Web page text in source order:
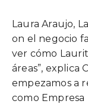
Laura Araujo,
on el negocio
ver cómo
áreas”, explica
empezamos a
como Empresa